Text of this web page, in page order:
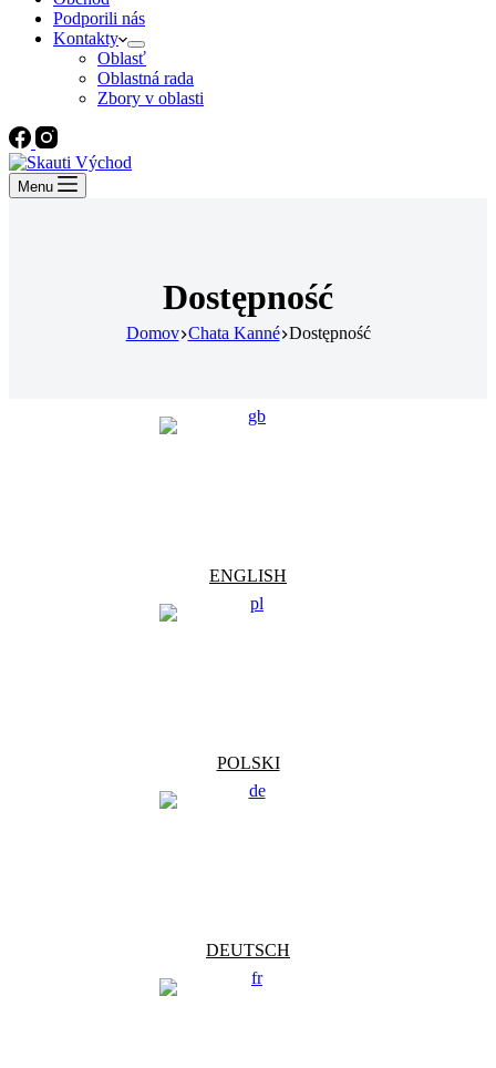
Podporili nás
Kontakty
Oblasť
Oblastná rada
Zbory v oblasti
Menu
Dostępność
Domov Chata Kanné Dostępność
ENGLISH
POLSKI
DEUTSCH